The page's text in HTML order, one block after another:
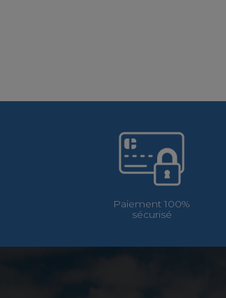
Paiement 100%
sécurisé